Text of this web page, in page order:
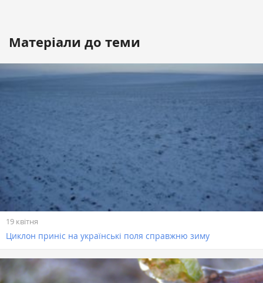
Матеріали до теми
19 квітня
Циклон приніс на українські поля справжню зиму